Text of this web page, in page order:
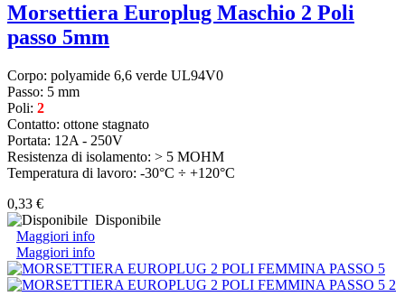
Morsettiera Europlug Maschio 2 Poli
passo 5mm
Corpo: polyamide 6,6 verde UL94V0
Passo: 5 mm
Poli: 2
Contatto: ottone stagnato
Portata: 12A - 250V
Resistenza di isolamento: > 5 MOHM
Temperatura di lavoro: -30°C ÷ +120°C
0,33 €
Disponibile
Maggiori info
Maggiori info